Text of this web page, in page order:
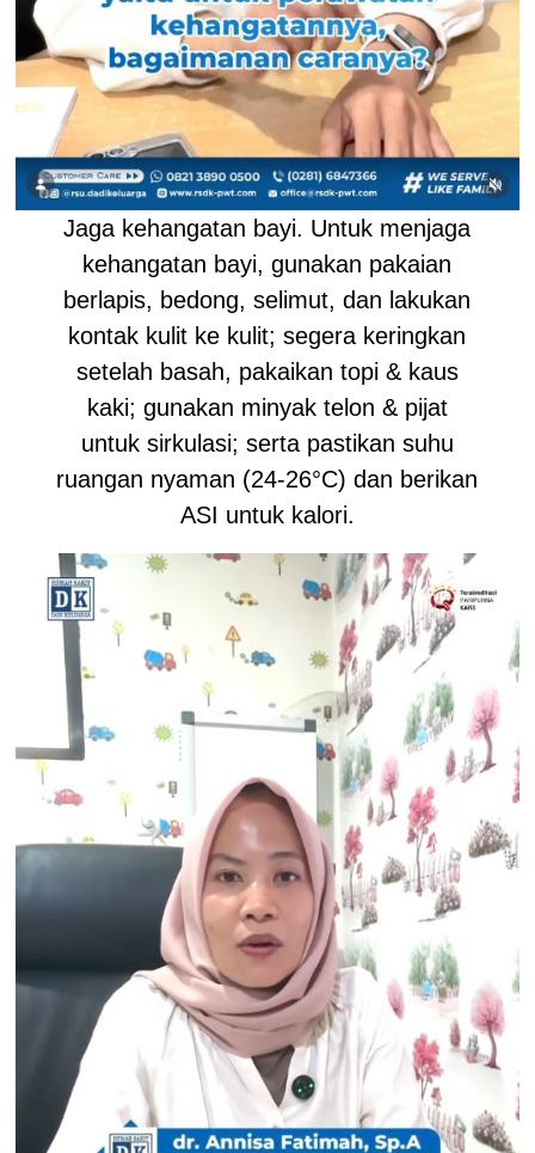
Jaga kehangatan bayi. Untuk menjaga
kehangatan bayi, gunakan pakaian
berlapis, bedong, selimut, dan lakukan
kontak kulit ke kulit; segera keringkan
setelah basah, pakaikan topi & kaus
kaki; gunakan minyak telon & pijat
untuk sirkulasi; serta pastikan suhu
ruangan nyaman (24-26°C) dan berikan
ASI untuk kalori.